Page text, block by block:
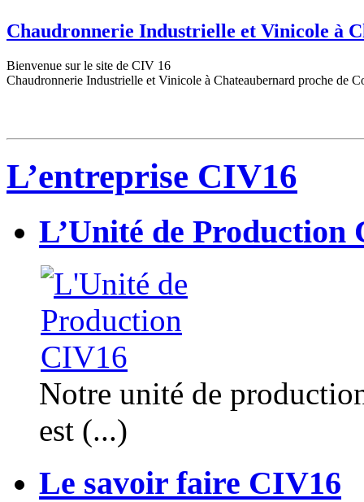
Chaudronnerie Industrielle et Vinicole à
Bienvenue sur le site de CIV 16
Chaudronnerie Industrielle et Vinicole à Chateaubernard proche de
L’entreprise CIV16
L’Unité de Production
Notre unité de
est (...)
Le savoir faire CIV16